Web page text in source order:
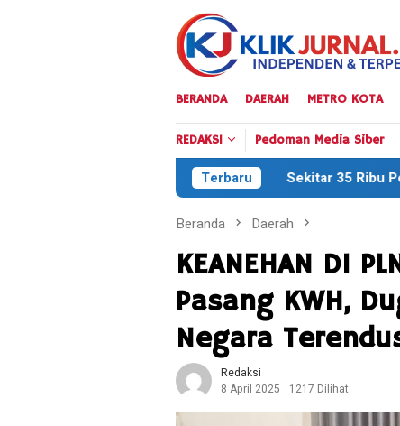
BERANDA DAERAH METRO KOTA
REDAKSI Pedoman Media Siber
Terbaru
Sekitar 35 Ribu Peserta Meriahkan
Beranda Daerah
KEANEHAN DI
Pasang KWH,
Negara
Redaksi
8 April 2025
1217 Dilihat